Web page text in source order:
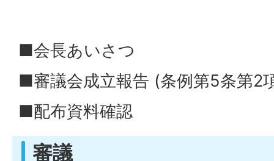
■会長あいさつ
■審議会成立報告 (条例第5条第2
■配布資料確認
審議